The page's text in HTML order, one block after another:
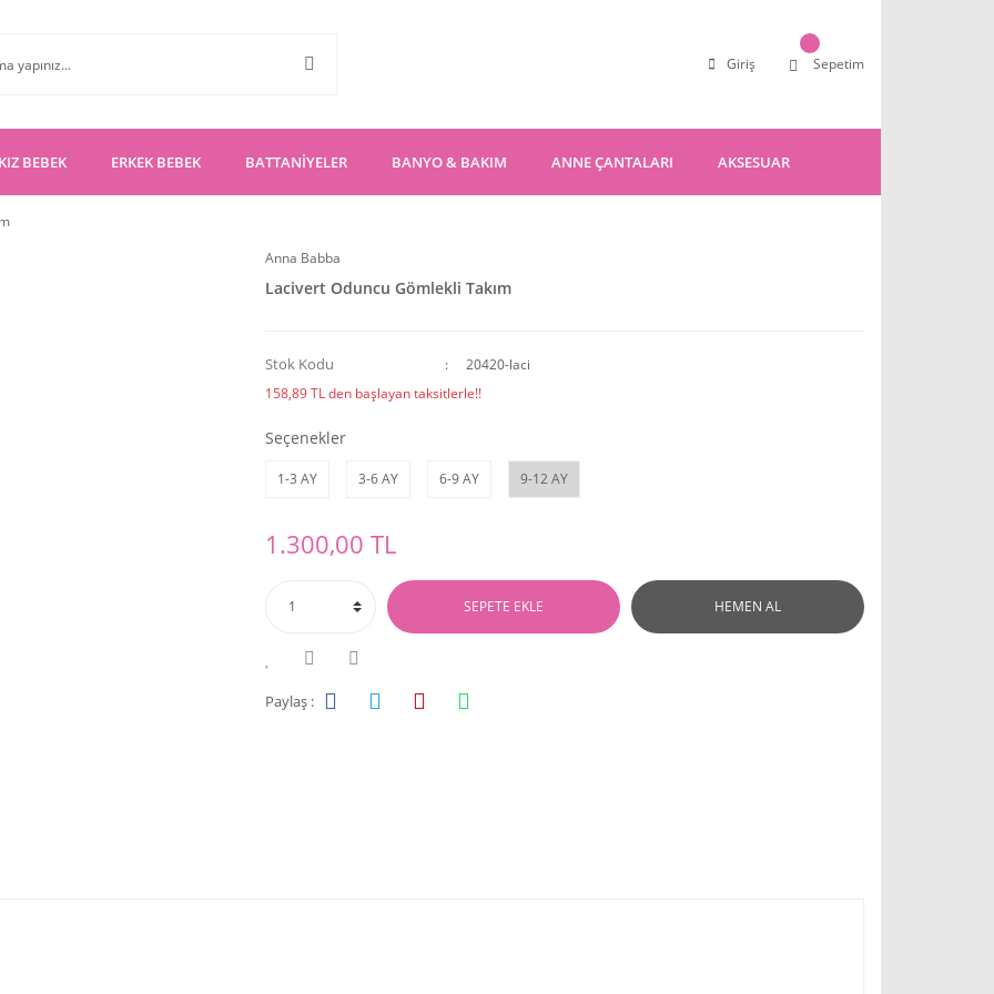
Giriş Sepetim
KIZ BEBEK ERKEK BEBEK BATTANİYELER BANYO & BAKIM ANNE ÇANTALARI AKSESUAR
Anna Babba
Lacivert Oduncu Gömlekli Takım
Stok Kodu
20420-laci
158,89 TL den başlayan taksitlerle!!
Seçenekler
1-3 AY 3-6 AY 6-9 AY 9-12 AY
1.300,00 TL
SEPETE EKLE HEMEN AL
Paylaş :